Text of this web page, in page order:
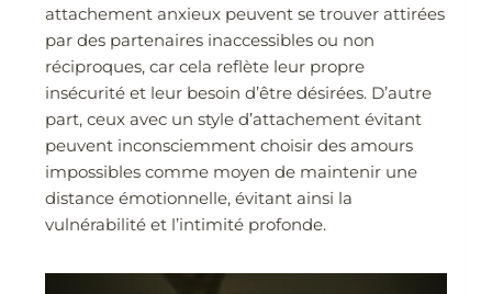
attachement anxieux peuvent se trouver attirées
par des partenaires inaccessibles ou non
réciproques, car cela reflète leur propre
insécurité et leur besoin d’être désirées. D’autre
part, ceux avec un style d’attachement évitant
peuvent inconsciemment choisir des amours
impossibles comme moyen de maintenir une
distance émotionnelle, évitant ainsi la
vulnérabilité et l’intimité profonde.